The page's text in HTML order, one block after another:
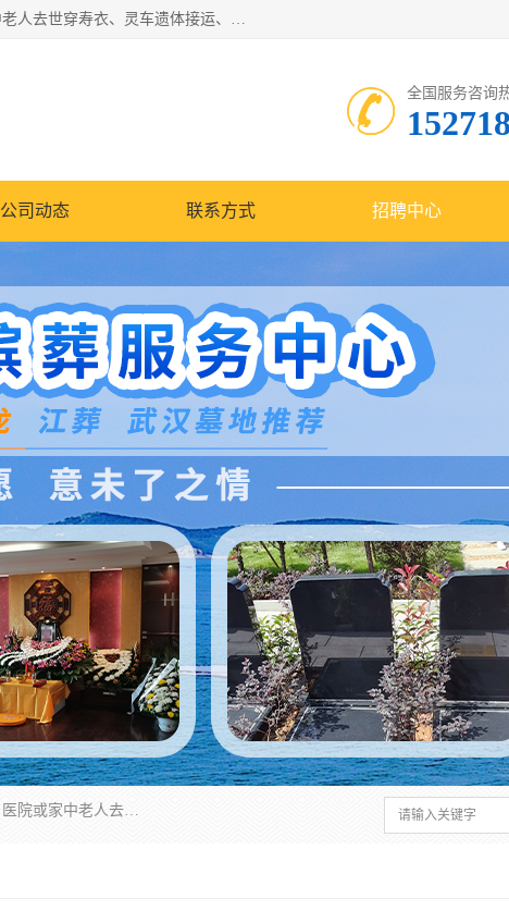
湖北殡仪一条龙,武汉殡葬一条龙,武汉办丧事服务专理红白佛事、病人临终关怀、医院或家中老人去世穿寿衣、灵车遗体接运、殡仪馆告别厅预约、办理火葬场手续、民俗丧事策划、遗体告别仪式、民俗礼仪服务、殡葬礼仪策划、陵园墓位导购、寺庙塔位择吉、往生功德策划、民俗功德策划、异地殡葬礼仪服务、异地骨灰接送返乡
全国服务咨询
公司动态 联系方式 招聘中心
湖北殡仪一条龙,武汉殡葬一条龙,武汉办丧事服务专理红白佛事、病人临终关怀、医院或家中老人去世穿寿衣、灵车遗体接运、殡仪馆告别厅预约、办理火葬场手续、民俗丧事策划、遗体告别仪式、民俗礼仪服务、殡葬礼仪策划、陵园墓位导购、寺庙塔位择吉、往生功德策划、民俗功德策划、异地殡葬礼仪服务、异地骨灰接送返乡